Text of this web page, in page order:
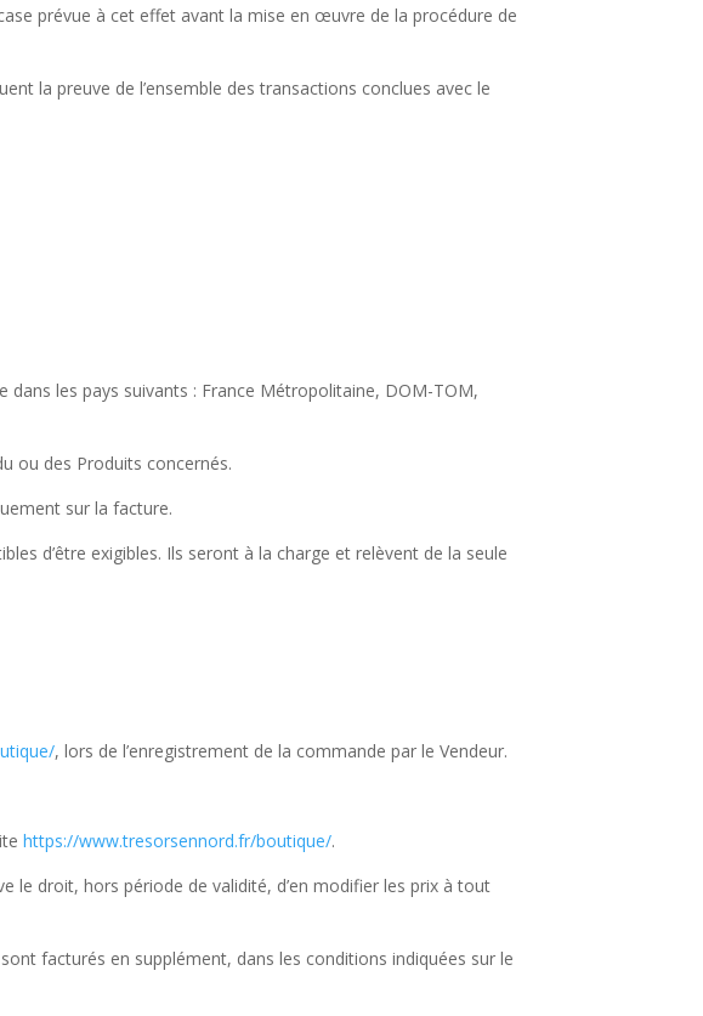
prévue à cet effet avant la mise en œuvre de la procédure de
la preuve de l’ensemble des transactions conclues avec le
dans les pays suivants : France Métropolitaine, DOM-TOM,
ou des Produits concernés.
sur la facture.
d’être exigibles. Ils seront à la charge et relèvent de la seule
, lors de l’enregistrement de la commande par le Vendeur.
https://www.tresorsennord.fr/boutique/.
le droit, hors période de validité, d’en modifier les prix à tout
facturés en supplément, dans les conditions indiquées sur le